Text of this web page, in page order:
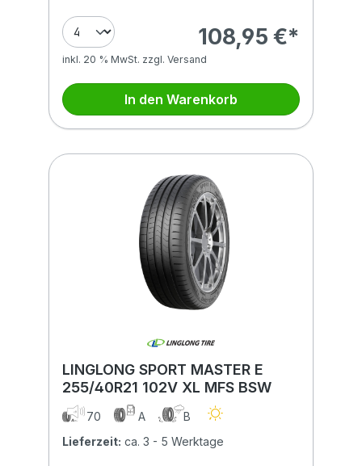
108,95 €*
inkl. 20 % MwSt. zzgl. Versand
In den Warenkorb
LINGLONG SPORT MASTER E
255/40R21 102V XL MFS BSW
70 A
B
Lieferzeit: ca. 3 - 5 Werktage